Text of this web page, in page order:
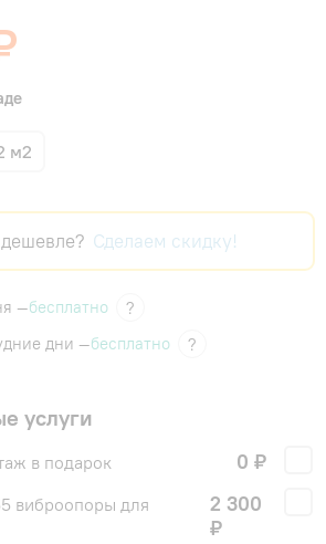
м2
Сделаем скидку!
—бесплатно
?
дни —бесплатно ?
услуги
в подарок 0 ₽
виброопоры для
2 300
₽